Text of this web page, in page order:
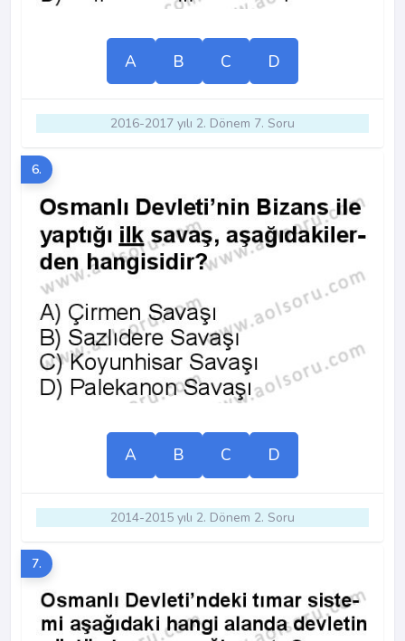
A B C D
2016-2017 yılı 2. Dönem 7. Soru
6.
A B C D
2014-2015 yılı 2. Dönem 2. Soru
7.